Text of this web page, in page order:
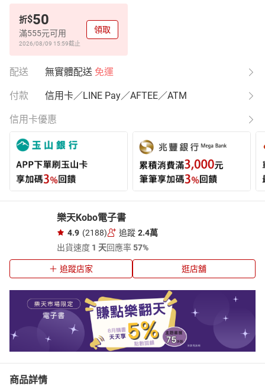
折$50
滿555元可用
2026/08/09 15:59截止
領取
配送 無實體配送 免運
付款 信用卡／LINE Pay／AFTEE／ATM
信用卡優惠
樂天Kobo電子書
4.9 (2188) 追蹤 2.4萬
出貨速度 1 天回應率57%
追蹤店家 逛店舖
商品詳情